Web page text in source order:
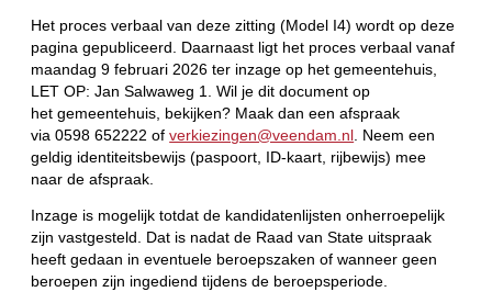
Het proces verbaal van deze zitting (Model I4) wordt op deze
pagina gepubliceerd. Daarnaast ligt het proces verbaal vanaf
maandag 9 februari 2026 ter inzage op het gemeentehuis,
LET OP: Jan Salwaweg 1. Wil je dit document op
het gemeentehuis, bekijken? Maak dan een afspraak
via 0598 652222 ofverkiezingen@veendam.nl . Neem een
geldig identiteitsbewijs (paspoort, ID-kaart, rijbewijs) mee
naar de afspraak.
Inzage is mogelijk totdat de kandidatenlijsten onherroepelijk
zijn vastgesteld. Dat is nadat de Raad van State uitspraak
heeft gedaan in eventuele beroepszaken of wanneer geen
beroepen zijn ingediend tijdens de beroepsperiode.